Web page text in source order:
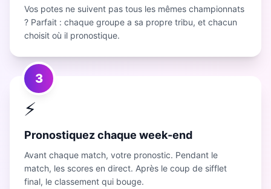
Vos potes ne suivent pas tous les mêmes championnats
? Parfait : chaque groupe a sa propre tribu, et chacun
choisit où il pronostique.
3
⚡
Pronostiquez chaque week-end
Avant chaque match, votre pronostic. Pendant le
match, les scores en direct. Après le coup de sifflet
final, le classement qui bouge.